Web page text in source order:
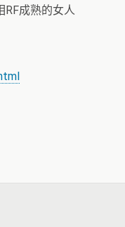
RF成熟的女人